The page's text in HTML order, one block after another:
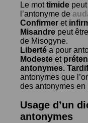
Le mottimide
l’antonyme de
Confirmer et
Misandre peut
de Misogyne.
Liberté a pour
Modeste et
antonymes. Tardif
antonymes que
des antonymes en
Usage d’un
antonymes